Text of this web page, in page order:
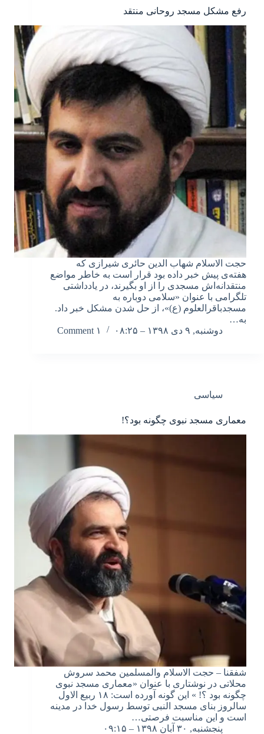
رفع مشکل مسجد روحانی منتقد
حجت الاسلام شهاب الدین حائری شیرازی که
هفته‌ی پیش خبر داده بود قرار است به خاطر مواضع
منتقدانه‌اش مسجدی را از او بگیرند، در یادداشتی
تلگرامی با عنوان «سلامی دوباره به
مسجدباقرالعلوم (ع)»، از حل شدن مشکل خبر داد.
به…
دوشنبه, ۹ دی ۱۳۹۸ – ۰۸:۲۵
۱ Comment
سیاسی
معماری مسجد نبوی چگونه بود؟!
شفقنا – حجت الاسلام والمسلمین محمد سروش
محلاتی در نوشتاری با عنوان «معماری مسجد نبوی
چگونه بود ؟! » این گونه آورده است: ۱۸ ربیع الاول
سالروز بنای مسجد النبی توسط رسول خدا در مدینه
است و این مناسبت فرصتی…
پنجشنبه, ۳۰ آبان ۱۳۹۸ – ۰۹:۱۵